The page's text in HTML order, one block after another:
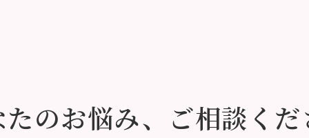
のお悩み、 ご相談く